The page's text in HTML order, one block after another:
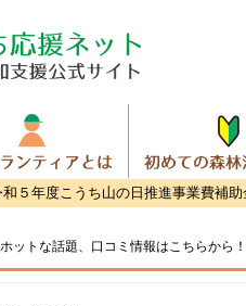
和５年度こうち山の日推進事業費補
ットな話題、 口コミ情報はこちらから！